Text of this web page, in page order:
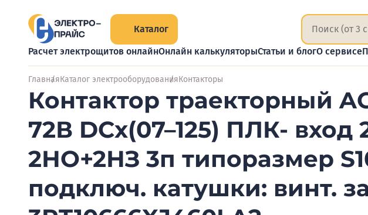
Каталог
Расчет электрощитов онлайнОнлайн калькуляторыСтатьи и блогО сервисе
ГлавнаяКаталог электрооборудованияКонтакторы
Контактор траекторный
72В DCх(07–125) ПЛК- вход
2НО+2НЗ 3п типоразмер
подключ. катушки: винт.